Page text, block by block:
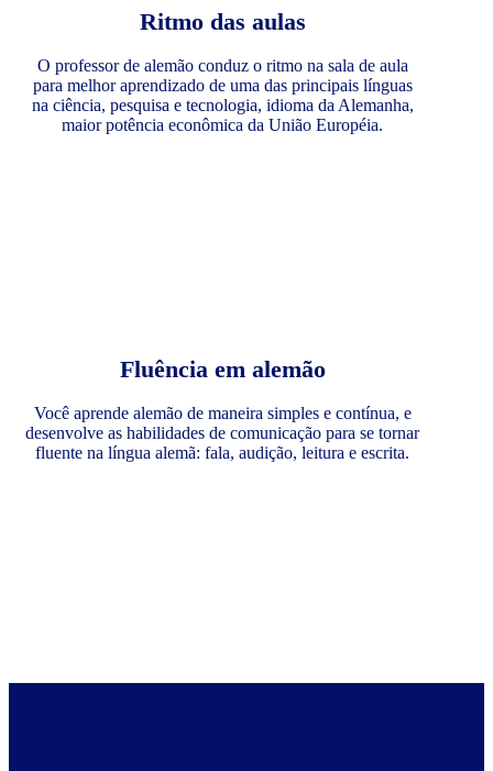
Ritmo das aulas
O professor de alemão conduz o ritmo na sala de aula
para melhor aprendizado de uma das principais línguas
na ciência, pesquisa e tecnologia, idioma da Alemanha,
maior potência econômica da União Européia.
Fluência em alemão
Você aprende alemão de maneira simples e contínua, e
desenvolve as habilidades de comunicação para se tornar
fluente na língua alemã: fala, audição, leitura e escrita.